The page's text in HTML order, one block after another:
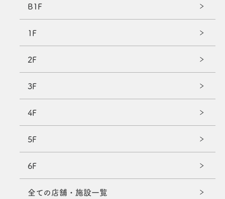
B1F
1F
2F
3F
4F
5F
6F
全ての店舗・施設一覧